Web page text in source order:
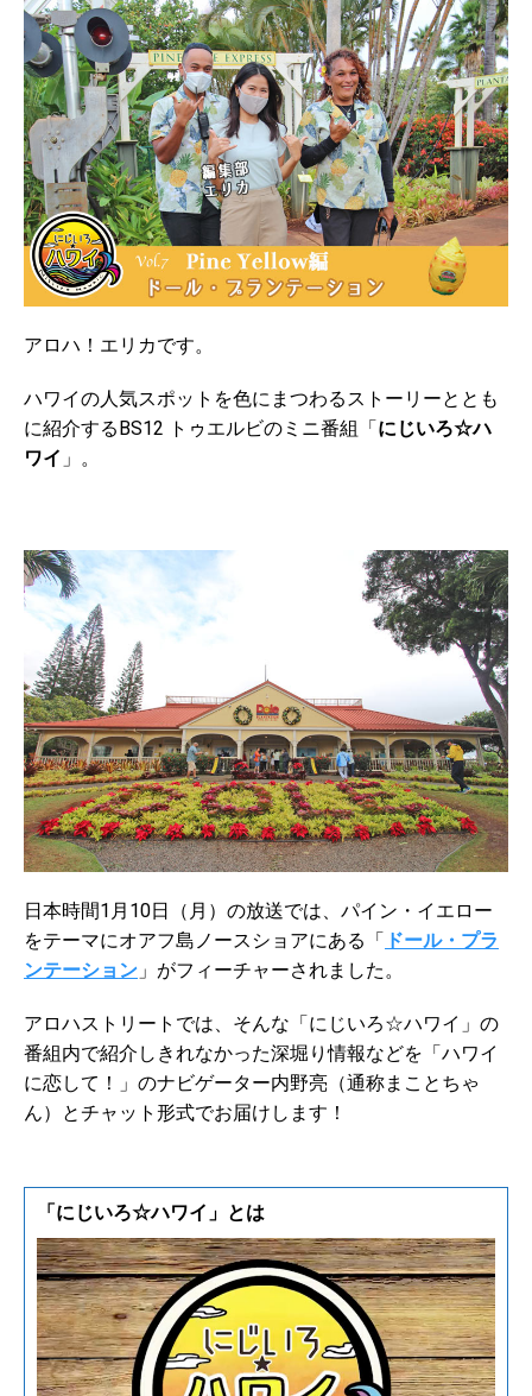
アロハ！エリカです。
ハワイの人気スポットを色にまつわるストーリーととも
に紹介するBS12 トゥエルビのミニ番組「にじいろ☆ハ
ワイ 」。
日本時間1月10日（月）の放送では、パイン・イエロー
をテーマにオアフ島ノースショアにある「
ドール・プラ
ンテーション 」がフィーチャーされました。
アロハストリートでは、そんな「にじいろ☆ハワイ」の
番組内で紹介しきれなかった深堀り情報などを「ハワイ
に恋して！」のナビゲーター内野亮（通称まことちゃ
ん）とチャット形式でお届けします！
「にじいろ☆ハワイ」とは